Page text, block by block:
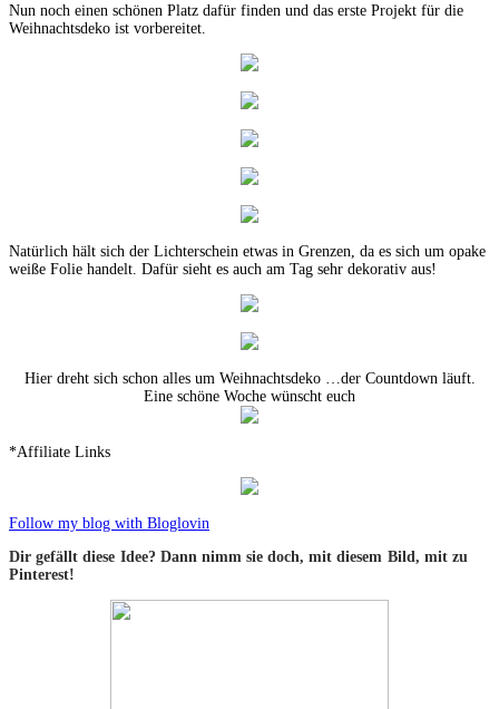
Nun noch einen schönen Platz dafür finden und das erste Projekt für die
Weihnachtsdeko ist vorbereitet.
Natürlich hält sich der Lichterschein etwas in Grenzen, da es sich um opake
weiße Folie handelt. Dafür sieht es auch am Tag sehr dekorativ aus!
Hier dreht sich schon alles um Weihnachtsdeko …der Countdown läuft.
Eine schöne Woche wünscht euch
*Affiliate Links
Follow my blog with Bloglovin
Dir gefällt diese Idee? Dann nimm sie doch, mit diesem Bild, mit zu
Pinterest!